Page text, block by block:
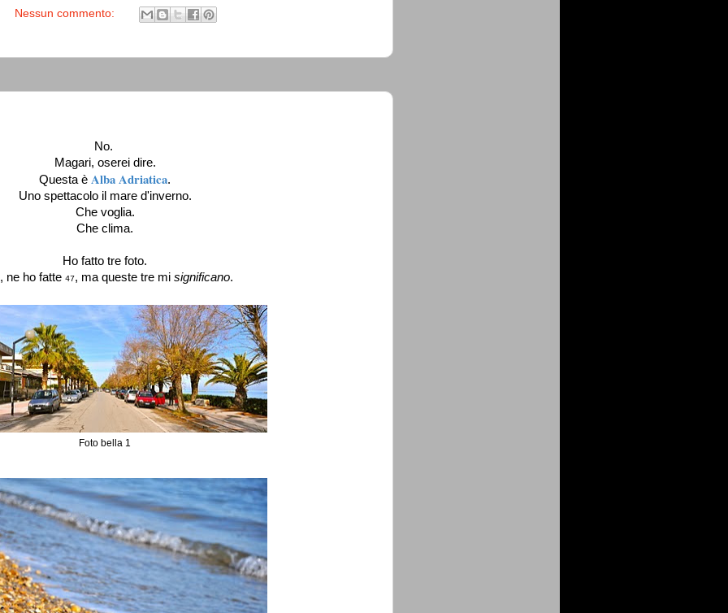
Nessun commento:
No.
Magari, oserei dire.
Questa è Alba Adriatica.
Uno spettacolo il mare d'inverno.
Che voglia.
Che clima.
Ho fatto tre foto.
ne ho fatte 47, ma queste tre mi significano.
Foto bella 1